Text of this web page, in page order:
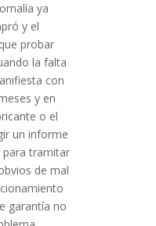
ya
y el
probar
la falta
con
y en
o el
un informe
para tramitar
de mal
garantía no